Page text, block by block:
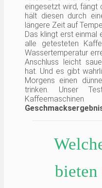
eingesetzt wird, fängt
hält diesen durch
längere Zeit auf
Das klingt erst einmal
alle getesteten
Wassertemperatur
Anschluss leicht
hat. Und es gibt
Morgens einen
trinken. Unser
bieten